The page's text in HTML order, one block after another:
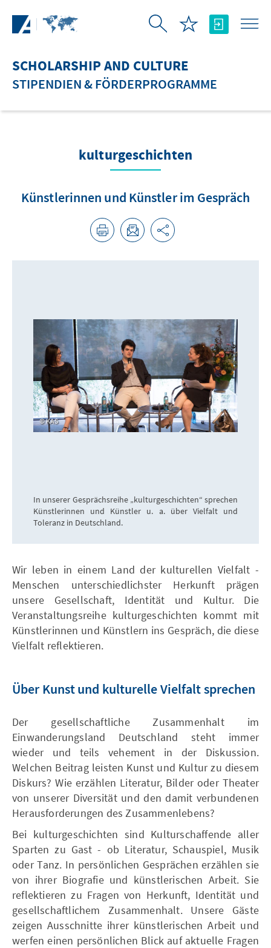
SCHOLARSHIP AND CULTURE
STIPENDIEN & FÖRDERPROGRAMME
kulturgeschichten
Künstlerinnen und Künstler im Gespräch
KAS
In unserer Gesprächsreihe „kulturgeschichten“ sprechen
Künstlerinnen und Künstler u. a. über Vielfalt und
Toleranz in Deutschland.
Wir leben in einem Land der kulturellen Vielfalt -
Menschen unterschiedlichster Herkunft prägen
unsere Gesellschaft, Identität und Kultur. Die
Veranstaltungsreihe kulturgeschichten kommt mit
Künstlerinnen und Künstlern ins Gespräch, die diese
Vielfalt reflektieren.
Über Kunst und kulturelle Vielfalt sprechen
Der gesellschaftliche Zusammenhalt im
Einwanderungsland Deutschland steht immer
wieder und teils vehement in der Diskussion.
Welchen Beitrag leisten Kunst und Kultur zu diesem
Diskurs? Wie erzählen Literatur, Bilder oder Theater
von unserer Diversität und den damit verbundenen
Herausforderungen des Zusammenlebens?
Bei kulturgeschichten sind Kulturschaffende aller
Sparten zu Gast - ob Literatur, Schauspiel, Musik
oder Tanz. In persönlichen Gesprächen erzählen sie
von ihrer Biografie und künstlerischen Arbeit. Sie
reflektieren zu Fragen von Herkunft, Identität und
gesellschaftlichem Zusammenhalt. Unsere Gäste
zeigen Ausschnitte ihrer künstlerischen Arbeit und
werfen einen persönlichen Blick auf aktuelle Fragen